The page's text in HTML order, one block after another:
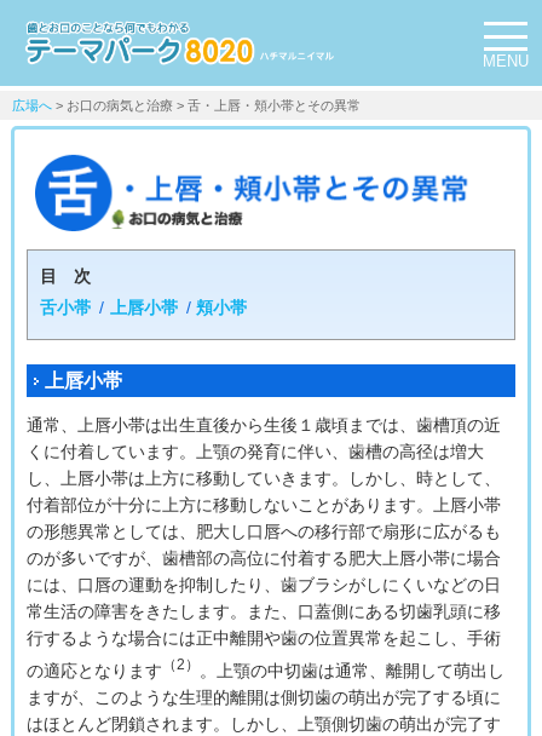
MENU
広場へ > お口の病気と治療 > 舌・上唇・頬小帯とその異常
目 次
舌小帯
上唇小帯 頬小帯
上唇小帯
通常、上唇小帯は出生直後から生後１歳頃までは、歯槽頂の近
くに付着しています。上顎の発育に伴い、歯槽の高径は増大
し、上唇小帯は上方に移動していきます。しかし、時として、
付着部位が十分に上方に移動しないことがあります。上唇小帯
の形態異常としては、肥大し口唇への移行部で扇形に広がるも
のが多いですが、歯槽部の高位に付着する肥大上唇小帯に場合
には、口唇の運動を抑制したり、歯ブラシがしにくいなどの日
常生活の障害をきたします。また、口蓋側にある切歯乳頭に移
行するような場合には正中離開や歯の位置異常を起こし、手術
の適応となります （2）
。上顎の中切歯は通常、離開して萌出し
ますが、このような生理的離開は側切歯の萌出が完了する頃に
はほとんど閉鎖されます。しかし、上顎側切歯の萌出が完了す